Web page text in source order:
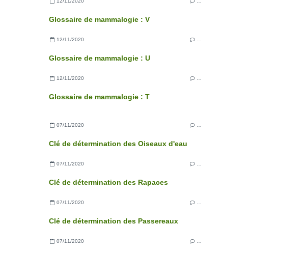
Glossaire de mammalogie : V
12/11/2020
Glossaire de mammalogie : U
12/11/2020
Glossaire de mammalogie : T
07/11/2020
Clé de détermination des Oiseaux d'eau
07/11/2020
Clé de détermination des Rapaces
07/11/2020
Clé de détermination des Passereaux
07/11/2020